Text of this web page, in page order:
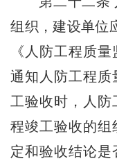
组织，建设单位
《人防工程质
通知人防工程质
工验收时，人防
程竣工验收的组
定和验收结论是